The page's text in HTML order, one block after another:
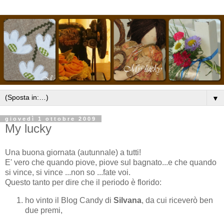
▼
giovedì 1 ottobre 2009
My lucky
Una buona giornata (autunnale) a tutti!
E' vero che quando piove, piove sul bagnato...e che quando
si vince, si vince ...non so ...fate voi.
Questo tanto per dire che il periodo è florido:
ho vinto il Blog Candy di Silvana, da cui riceverò ben
due premi,